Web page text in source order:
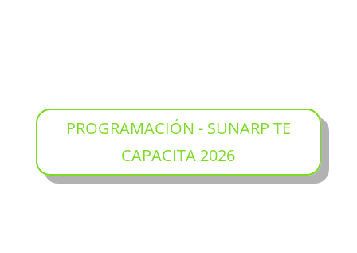
PROGRAMACIÓN - SUNARP TE
CAPACITA 2026